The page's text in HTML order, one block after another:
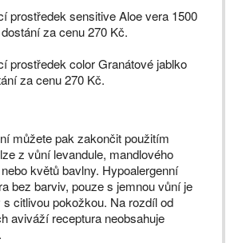
prostředek sensitive Aloe vera 1500
za cenu 270 Kč.
prostředek color Granátové jablko
za cenu 270 Kč.
můžete pak zakončit použitím
z vůní levandule, mandlového
květů bavlny. Hypoalergenní
bez barviv, pouze s jemnou vůní je
s citlivou pokožkou. Na rozdíl od
aviváží receptura neobsahuje